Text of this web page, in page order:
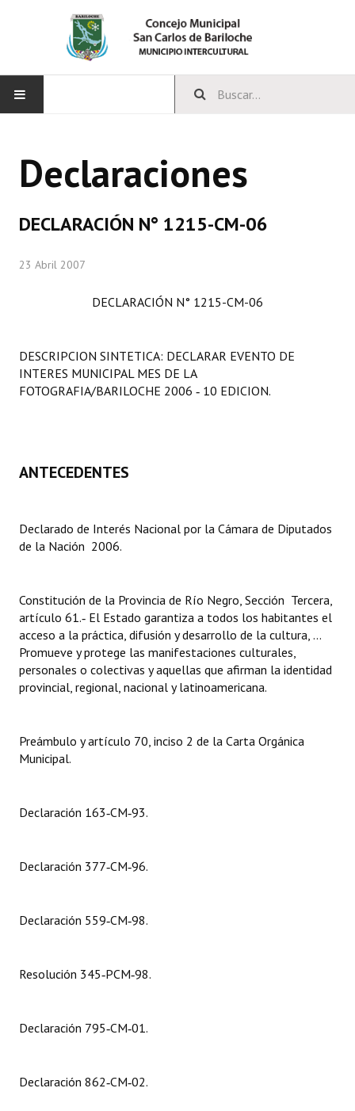
CONCEJO
Comisiones Especiales
Programas
Constitución Provincial
Reglamento Interno
Organigrama
DOCUMENTOS
Informes de Gestión
Dictámenes Asesoría Letrada
Informes de Unidad Coordinadora
Actas de Audiencias Públicas
Declaraciones
INSTITUCIONAL
Declaraciones
DECLARACIÓN N° 1215-CM-06
23 Abril 2007
DECLARACIÓN N° 1215-CM-06
DESCRIPCION SINTETICA: DECLARAR EVENTO DE
INTERES MUNICIPAL MES DE LA
FOTOGRAFIA/BARILOCHE 2006 ‑ 10 EDICION.
ANTECEDENTES
Declarado de Interés Nacional por la Cámara de Diputados
de la Nación  2006.
Constitución de la Provincia de Río Negro, Sección Tercera,
artículo 61.‑ El Estado garantiza a todos los habitantes el
acceso a la práctica, difusión y desarrollo de la cultura, ...
Promueve y protege las manifestaciones culturales,
personales o colectivas y aquellas que afirman la identidad
provincial, regional, nacional y latinoamericana.
Preámbulo y artículo 70, inciso 2 de la Carta Orgánica
Municipal.
Declaración 163‑CM‑93.
Declaración 377‑CM‑96.
Declaración 559‑CM‑98.
Resolución 345‑PCM‑98.
Declaración 795‑CM‑01.
Declaración 862‑CM‑02.